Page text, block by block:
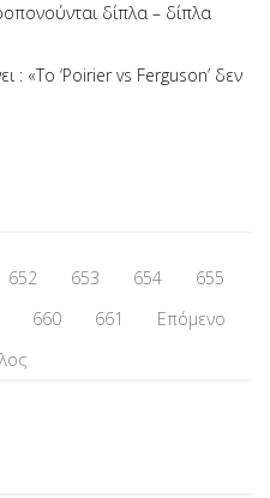
δίπλα – δίπλα
: «Το ‘Poirier vs Ferguson’ δεν
652 653 654
655
660 661
Επόμενο